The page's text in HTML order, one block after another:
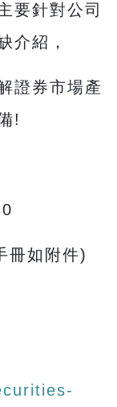
要針對公司
介紹，
證券市場產
!
冊如附件)